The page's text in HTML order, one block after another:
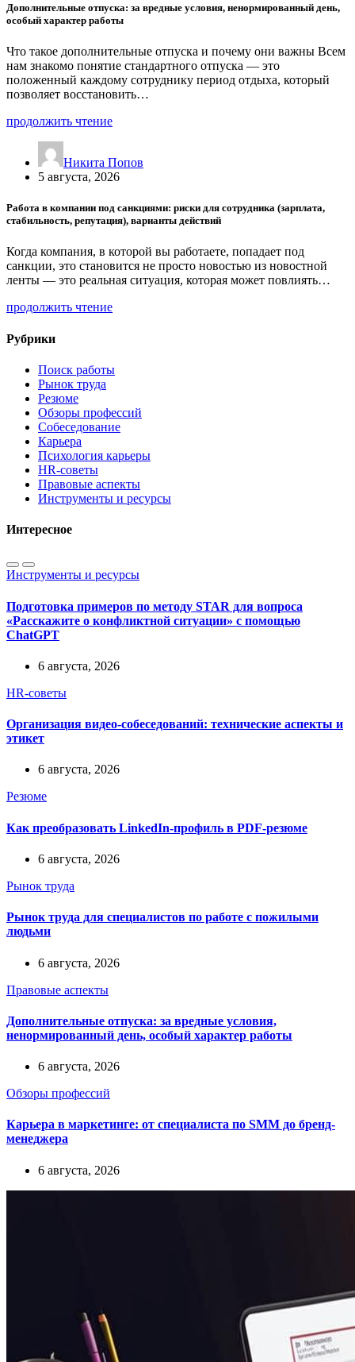
Дополнительные отпуска: за вредные условия, ненормированный день,
особый характер работы
Что такое дополнительные отпуска и почему они важны Всем
нам знакомо понятие стандартного отпуска — это
положенный каждому сотруднику период отдыха, который
позволяет восстановить…
продолжить чтение
Никита Попов
5 августа, 2026
Работа в компании под санкциями: риски для сотрудника (зарплата,
стабильность, репутация), варианты действий
Когда компания, в которой вы работаете, попадает под
санкции, это становится не просто новостью из новостной
ленты — это реальная ситуация, которая может повлиять…
продолжить чтение
Рубрики
Поиск работы
Рынок труда
Резюме
Обзоры профессий
Собеседование
Карьера
Психология карьеры
HR-советы
Правовые аспекты
Инструменты и ресурсы
Интересное
Инструменты и ресурсы
Подготовка примеров по методу STAR для вопроса
«Расскажите о конфликтной ситуации» с помощью
ChatGPT
6 августа, 2026
HR-советы
Организация видео-собеседований: технические аспекты и
этикет
6 августа, 2026
Резюме
Как преобразовать LinkedIn-профиль в PDF-резюме
6 августа, 2026
Рынок труда
Рынок труда для специалистов по работе с пожилыми
людьми
6 августа, 2026
Правовые аспекты
Дополнительные отпуска: за вредные условия,
ненормированный день, особый характер работы
6 августа, 2026
Обзоры профессий
Карьера в маркетинге: от специалиста по SMM до бренд-
менеджера
6 августа, 2026